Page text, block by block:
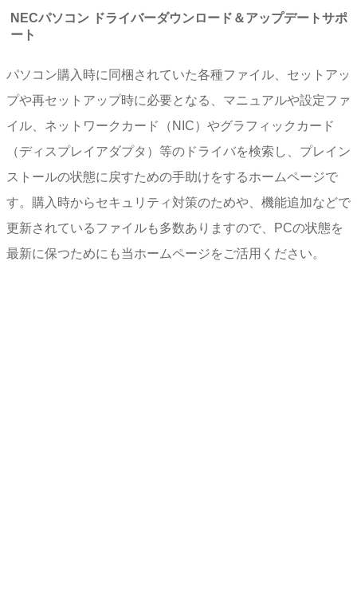
NECパソコン ドライバーダウンロード＆アップデートサポ
ート
パソコン購入時に同梱されていた各種ファイル、セットアッ
プや再セットアップ時に必要となる、マニュアルや設定ファ
イル、ネットワークカード（NIC）やグラフィックカード
（ディスプレイアダプタ）等のドライバを検索し、プレイン
ストールの状態に戻すための手助けをするホームページで
す。購入時からセキュリティ対策のためや、機能追加などで
更新されているファイルも多数ありますので、PCの状態を
最新に保つためにも当ホームページをご活用ください。